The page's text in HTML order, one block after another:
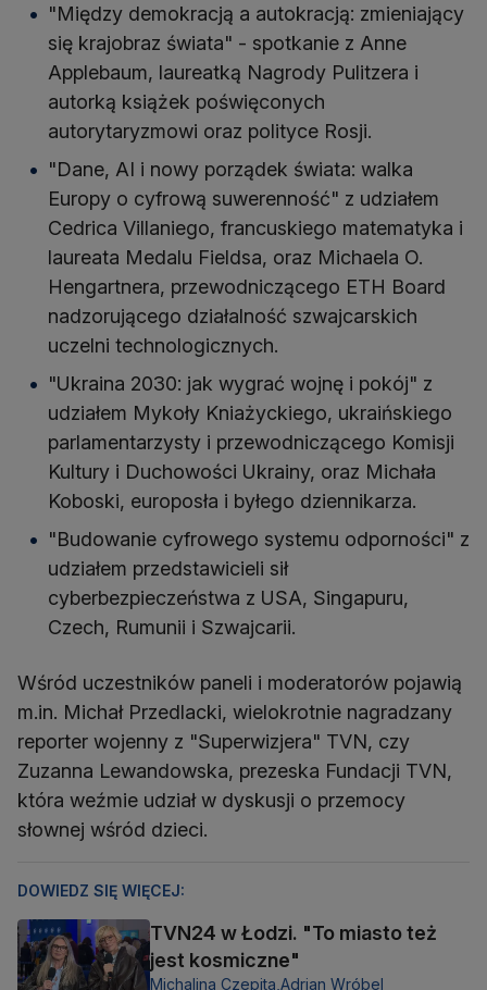
"Między demokracją a autokracją: zmieniający
się krajobraz świata" - spotkanie z Anne
Applebaum, laureatką Nagrody Pulitzera i
autorką książek poświęconych
autorytaryzmowi oraz polityce Rosji.
"Dane, AI i nowy porządek świata: walka
Europy o cyfrową suwerenność" z udziałem
Cedrica Villaniego, francuskiego matematyka i
laureata Medalu Fieldsa, oraz Michaela O.
Hengartnera, przewodniczącego ETH Board
nadzorującego działalność szwajcarskich
uczelni technologicznych.
"Ukraina 2030: jak wygrać wojnę i pokój" z
udziałem Mykoły Kniażyckiego, ukraińskiego
parlamentarzysty i przewodniczącego Komisji
Kultury i Duchowości Ukrainy, oraz Michała
Koboski, europosła i byłego dziennikarza.
"Budowanie cyfrowego systemu odporności" z
udziałem przedstawicieli sił
cyberbezpieczeństwa z USA, Singapuru,
Czech, Rumunii i Szwajcarii.
Wśród uczestników paneli i moderatorów pojawią
m.in. Michał Przedlacki, wielokrotnie nagradzany
reporter wojenny z "Superwizjera" TVN, czy
Zuzanna Lewandowska, prezeska Fundacji TVN,
która weźmie udział w dyskusji o przemocy
słownej wśród dzieci.
DOWIEDZ SIĘ WIĘCEJ:
TVN24 w Łodzi. "To miasto też
jest kosmiczne"
Michalina Czepita, Adrian Wróbel